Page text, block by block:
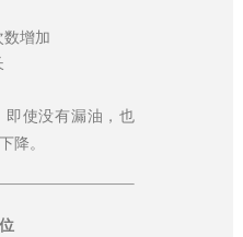
数增加
即使没有漏油，也
降。